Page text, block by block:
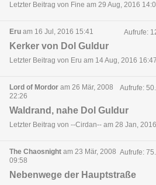
Letzter Beitrag von Fine am 29 Aug, 2016
Eru am 16 Jul, 2016 15:41 Aufrufe:
Kerker von Dol Guldur
Letzter Beitrag von Eru am 14 Aug, 2016 16:47
Lord of Mordor am 26 Mär, 2008
22:26
Aufrufe:
Waldrand, nahe Dol Guldur
Letzter Beitrag von --Cirdan-- am 28 Jan,
The Chaosnight am 23 Mär, 2008
09:58
Aufrufe:
Nebenwege der Hauptstraße